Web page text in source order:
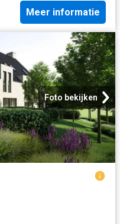
Meer informatie
Foto bekijken